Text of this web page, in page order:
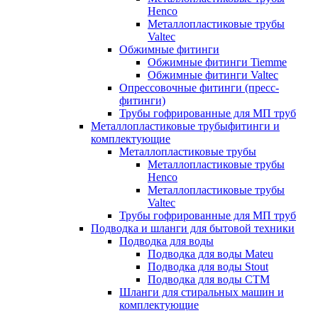
Henco
Металлопластиковые трубы
Valtec
Обжимные фитинги
Обжимные фитинги Tiemme
Обжимные фитинги Valtec
Опрессовочные фитинги (пресс-
фитинги)
Трубы гофрированные для МП труб
Металлопластиковые трубыфитинги и
комплектующие
Металлопластиковые трубы
Металлопластиковые трубы
Henco
Металлопластиковые трубы
Valtec
Трубы гофрированные для МП труб
Подводка и шланги для бытовой техники
Подводка для воды
Подводка для воды Mateu
Подводка для воды Stout
Подводка для воды СТМ
Шланги для стиральных машин и
комплектующие